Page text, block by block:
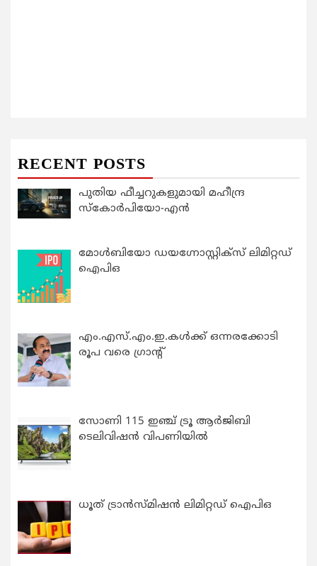
RECENT POSTS
പുതിയ ഫീച്ചറുകളുമായി മഹീന്ദ്ര
സ്കോർപിയോ-എൻ
മോൾബിയോ ഡയഗ്നോസ്റ്റിക്സ് ലിമിറ്റഡ്
ഐപിഒ
എം.എസ്.എം.ഇ.കൾക്ക് ഒന്നരക്കോടി
രൂപ വരെ ഗ്രാന്റ്
സോണി 115 ഇഞ്ച് ട്രൂ ആർജിബി
ടെലിവിഷൻ വിപണിയിൽ
ധൂത് ട്രാൻസ്മിഷൻ ലിമിറ്റഡ് ഐപിഒ